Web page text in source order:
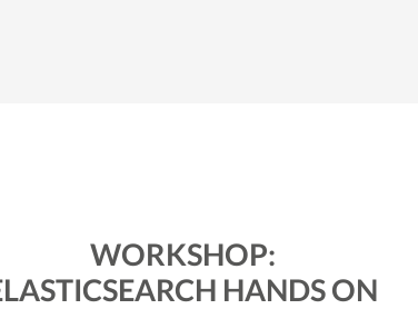
WORKSHOP:
HANDS ON